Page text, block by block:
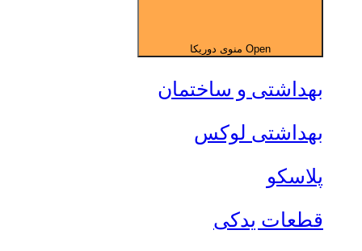
Open منوی دوریکا
بهداشتی و ساختمان
بهداشتی لوکس
پلاسکو
قطعات یدکی